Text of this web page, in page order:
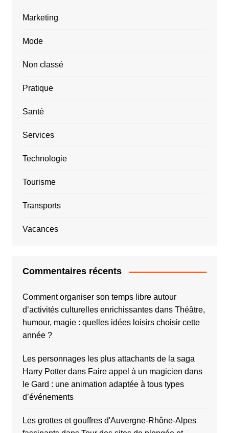
Marketing
Mode
Non classé
Pratique
Santé
Services
Technologie
Tourisme
Transports
Vacances
Commentaires récents
Comment organiser son temps libre autour
d’activités culturelles enrichissantesdans Théâtre,
humour, magie : quelles idées loisirs choisir cette
année ?
Les personnages les plus attachants de la saga
Harry Potterdans Faire appel à un magicien dans
le Gard : une animation adaptée à tous types
d’événements
Les grottes et gouffres d'Auvergne-Rhône-Alpes